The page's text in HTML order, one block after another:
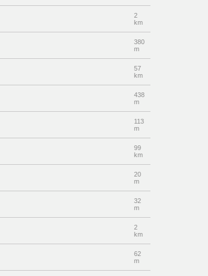
2
km
380
m
57
km
438
m
113
m
99
km
20
m
32
m
2
km
62
m